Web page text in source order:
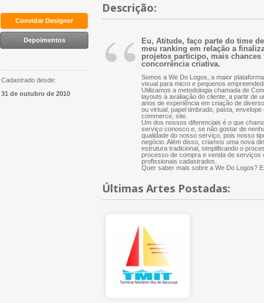
Convidar Designer
Depoimentos
Cadastrado desde:
31 de outubro de 2010
Descrição:
“
Eu, Atitude, faço parte do time
meu ranking em relação a
projetos participo, mais
concorrência criativa.
Somos a We Do Logos, a maior
visual para micro e pequenos
Utilizamos a metodologia chamada de
layouts à avaliação do cliente, a partir de
anos de experiência em criação de
ou virtual, papel timbrado, pasta,
commerce, site.
Um dos nossos diferenciais é o que
serviço conosco e, se não gostar de
qualidade do nosso serviço, pois nosso
negócio. Além disso, criamos uma nova
estrutura tradicional, simplificando o
processo de compra e venda de serviços
profissionais cadastrados.
Quer saber mais sobre a We Do Logos?
Últimas Artes Postadas: